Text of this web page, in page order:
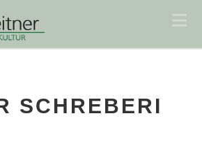
SCHREBERI